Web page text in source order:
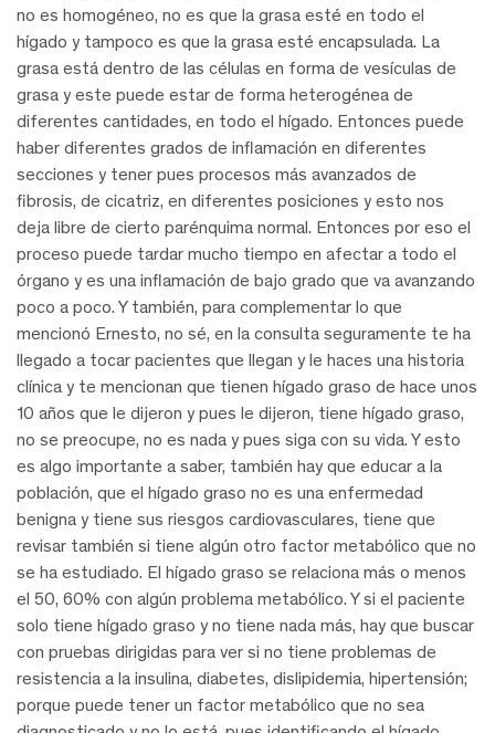
no es homogéneo, no es que la grasa esté en todo el
hígado y tampoco es que la grasa esté encapsulada. La
grasa está dentro de las células en forma de vesículas de
grasa y este puede estar de forma heterogénea de
diferentes cantidades, en todo el hígado. Entonces puede
haber diferentes grados de inflamación en diferentes
secciones y tener pues procesos más avanzados de
fibrosis, de cicatriz, en diferentes posiciones y esto nos
deja libre de cierto parénquima normal. Entonces por eso el
proceso puede tardar mucho tiempo en afectar a todo el
órgano y es una inflamación de bajo grado que va avanzando
poco a poco. Y también, para complementar lo que
mencionó Ernesto, no sé, en la consulta seguramente te ha
llegado a tocar pacientes que llegan y le haces una historia
clínica y te mencionan que tienen hígado graso de hace unos
10 años que le dijeron y pues le dijeron, tiene hígado graso,
no se preocupe, no es nada y pues siga con su vida. Y esto
es algo importante a saber, también hay que educar a la
población, que el hígado graso no es una enfermedad
benigna y tiene sus riesgos cardiovasculares, tiene que
revisar también si tiene algún otro factor metabólico que no
se ha estudiado. El hígado graso se relaciona más o menos
el 50, 60% con algún problema metabólico. Y si el paciente
solo tiene hígado graso y no tiene nada más, hay que buscar
con pruebas dirigidas para ver si no tiene problemas de
resistencia a la insulina, diabetes, dislipidemia, hipertensión;
porque puede tener un factor metabólico que no sea